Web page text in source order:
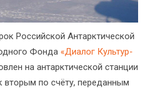
Российской Антарктической
Фонда «Диалог Культур-
на антарктической станции
вторым по счёту, переданным